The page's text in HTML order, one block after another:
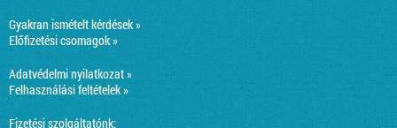
Gyakran ismételt kérdések »
Előfizetési csomagok »
Adatvédelmi nyilatkozat »
Felhasználási feltételek »
Fizetési szolgáltatónk: